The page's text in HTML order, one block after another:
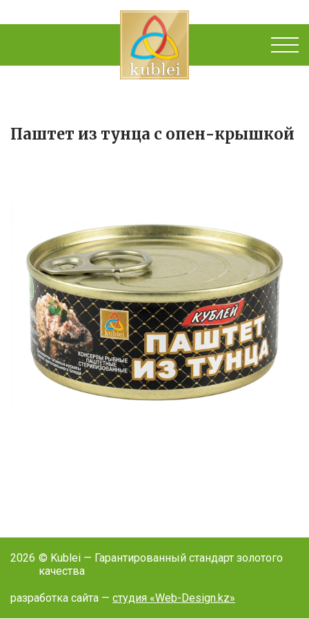
Паштет из тунца с опен-крышкой
2026 © Kublei — Гарантированный стандарт золотого
качества
разработка сайта — студия «Web-Design.kz»